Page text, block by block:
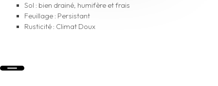
Sol : bien drainé, humifère et frais
Feuillage : Persistant
Rusticité : Climat Doux